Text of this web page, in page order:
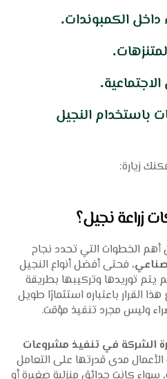
داخل الكمبوندات.
باستخدام النجيل
زيارة:
زراعة نجيل؟
أهم الخطوات التي تحدد نجاح
، فحتى أفضل أنواع النجيل
يتم توريدها وتركيبها بطريقة
القرار باعتباره استثمارًا طويل
وليس مجرد تنفيذ مؤقت.
الشركة في تنفيذ مشروعات
مدى قدرتها على التعامل